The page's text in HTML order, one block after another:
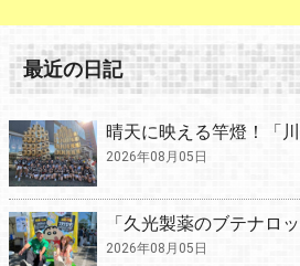
最近の日記
晴天に映える竿燈！「川
2026年08月05日
「久光製薬のブテナロ
2026年08月05日